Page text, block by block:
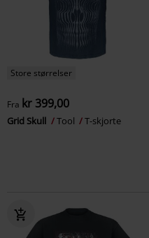
Store størrelser
Fra kr 399,00
Grid Skull Tool T-skjorte